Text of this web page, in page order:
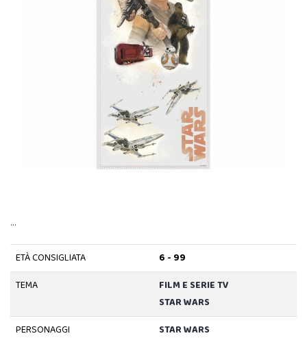
…
ETÀ CONSIGLIATA
6 - 99
TEMA
FILM E SERIE TV
STAR WARS
PERSONAGGI
STAR WARS